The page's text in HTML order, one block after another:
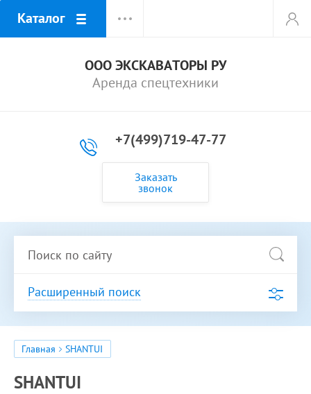
Каталог
ООО ЭКСКАВАТОРЫ РУ
Аренда спецтехники
+7(499)719-47-77
Заказать
звонок
Расширенный поиск
Главная SHANTUI
SHANTUI